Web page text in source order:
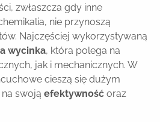
zwłaszcza gdy inne
nie przynoszą
Najczęściej wykorzystywaną
wycinka, która polega na
jak i mechanicznych. W
cieszą się dużym
swoją efektywność oraz